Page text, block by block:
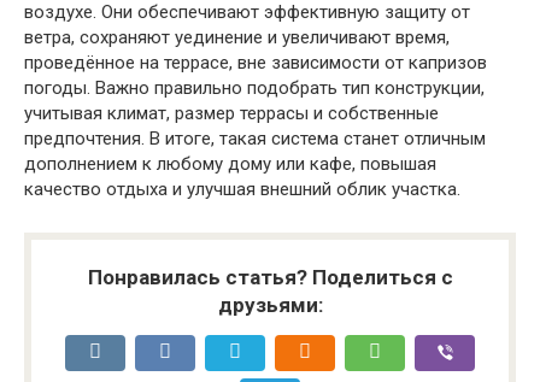
воздухе. Они обеспечивают эффективную защиту от
ветра, сохраняют уединение и увеличивают время,
проведённое на террасе, вне зависимости от капризов
погоды. Важно правильно подобрать тип конструкции,
учитывая климат, размер террасы и собственные
предпочтения. В итоге, такая система станет отличным
дополнением к любому дому или кафе, повышая
качество отдыха и улучшая внешний облик участка.
Понравилась статья? Поделиться с
друзьями: